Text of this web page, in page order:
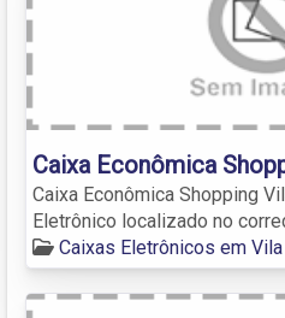
Caixa Econômica
Caixa Econômica Shopping
Eletrônico localizado no
Caixas Eletrônicos em